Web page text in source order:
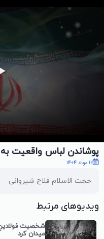
پوشاندن لباس واقعیت
12 مرداد 1404
حجت الاسلام فلاح شیروانی
ویدیوهای مرتبط
شخصیت فولادینِ
میدان کرد